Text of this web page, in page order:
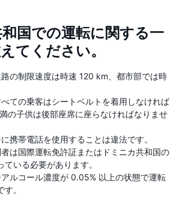
和国での運転に関する一
てください。
の制限速度は時速 120 km、都市部では時
ての乗客はシートベルトを着用しなければ
の子供は後部座席に座らなければなりませ
携帯電話を使用することは違法です。
は国際運転免許証またはドミニカ共和国の
いる必要があります。
アルコール濃度が 0.05% 以上の状態で運転
。